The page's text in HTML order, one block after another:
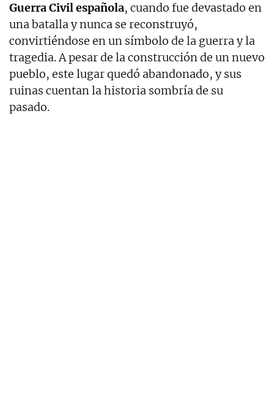
Guerra Civil española, cuando fue devastado en
una batalla y nunca se reconstruyó,
convirtiéndose en un símbolo de la guerra y la
tragedia. A pesar de la construcción de un nuevo
pueblo, este lugar quedó abandonado, y sus
ruinas cuentan la historia sombría de su
pasado.